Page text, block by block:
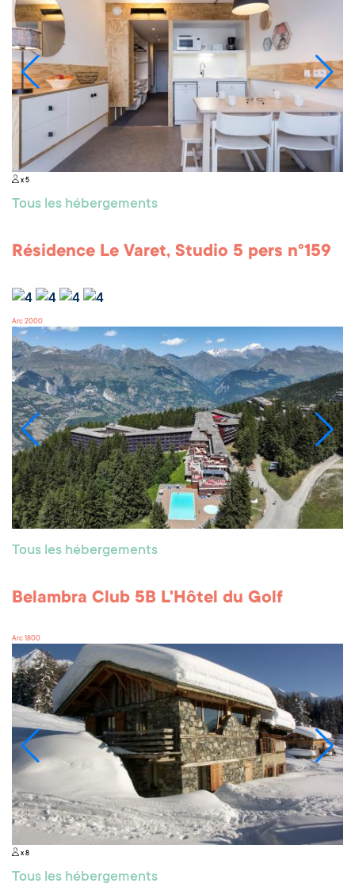
x 5
Tous les hébergements
Résidence Le Varet, Studio 5 pers n°159
Arc 2000
Tous les hébergements
Belambra Club 5B L'Hôtel du Golf
Arc 1800
x 8
Tous les hébergements